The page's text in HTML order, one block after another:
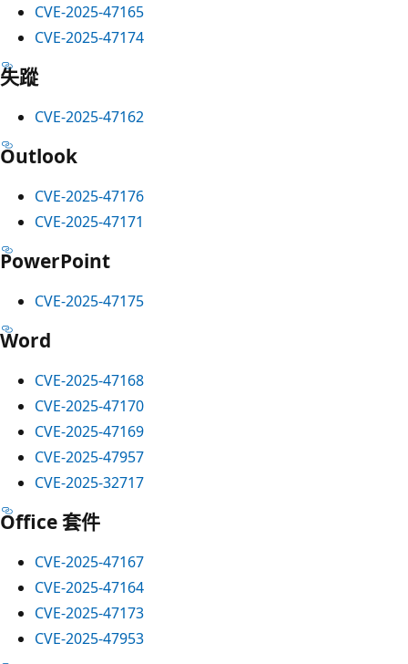
CVE-2025-47165
CVE-2025-47174
失蹤
CVE-2025-47162
Outlook
CVE-2025-47176
CVE-2025-47171
PowerPoint
CVE-2025-47175
Word
CVE-2025-47168
CVE-2025-47170
CVE-2025-47169
CVE-2025-47957
CVE-2025-32717
Office 套件
CVE-2025-47167
CVE-2025-47164
CVE-2025-47173
CVE-2025-47953